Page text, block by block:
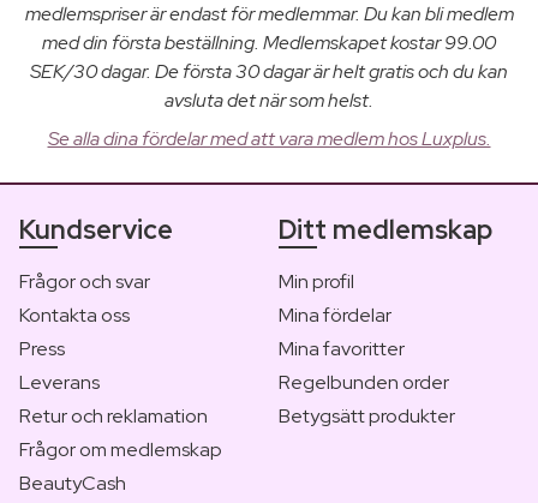
medlemspriser är endast för medlemmar. Du kan bli medlem
med din första beställning. Medlemskapet kostar 99.00
SEK/30 dagar. De första 30 dagar är helt gratis och du kan
avsluta det när som helst.
Se alla dina fördelar med att vara medlem hos Luxplus.
Kundservice
Frågor och svar
Kontakta oss
Press
Leverans
Retur och reklamation
Frågor om medlemskap
BeautyCash
Ditt medlemskap
Min profil
Mina fördelar
Mina favoritter
Regelbunden order
Betygsätt produkter